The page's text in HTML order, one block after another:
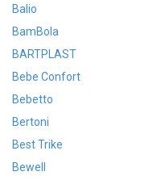
Balio
BamBola
BARTPLAST
Bebe Confort
Bebetto
Bertoni
Best Trike
Bewell